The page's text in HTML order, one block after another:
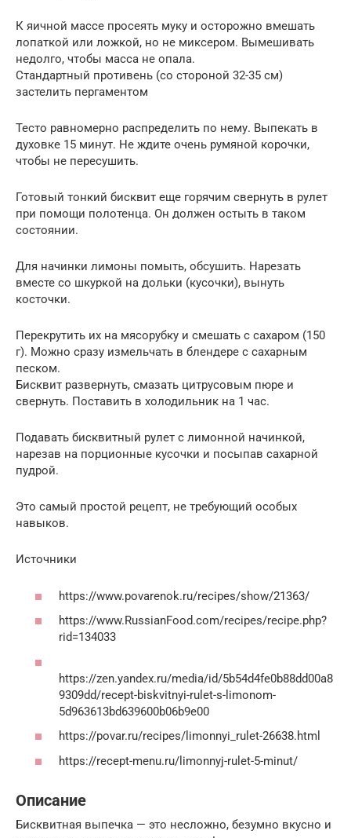
К яичной массе просеять муку и осторожно вмешать
лопаткой или ложкой, но не миксером. Вымешивать
недолго, чтобы масса не опала.
Стандартный противень (со стороной 32-35 см)
застелить пергаментом
Тесто равномерно распределить по нему. Выпекать в
духовке 15 минут. Не ждите очень румяной корочки,
чтобы не пересушить.
Готовый тонкий бисквит еще горячим свернуть в рулет
при помощи полотенца. Он должен остыть в таком
состоянии.
Для начинки лимоны помыть, обсушить. Нарезать
вместе со шкуркой на дольки (кусочки), вынуть
косточки.
Перекрутить их на мясорубку и смешать с сахаром (150
г). Можно сразу измельчать в блендере с сахарным
песком.
Бисквит развернуть, смазать цитрусовым пюре и
свернуть. Поставить в холодильник на 1 час.
Подавать бисквитный рулет с лимонной начинкой,
нарезав на порционные кусочки и посыпав сахарной
пудрой.
Это самый простой рецепт, не требующий особых
навыков.
Источники
https://www.povarenok.ru/recipes/show/21363/
https://www.RussianFood.com/recipes/recipe.php?
rid=134033
https://zen.yandex.ru/media/id/5b54d4fe0b88dd00a8
9309dd/recept-biskvitnyi-rulet-s-limonom-
5d963613bd639600b06b9e00
https://povar.ru/recipes/limonnyi_rulet-26638.html
https://recept-menu.ru/limonnyj-rulet-5-minut/
Описание
Бисквитная выпечка — это несложно, безумно вкусно и